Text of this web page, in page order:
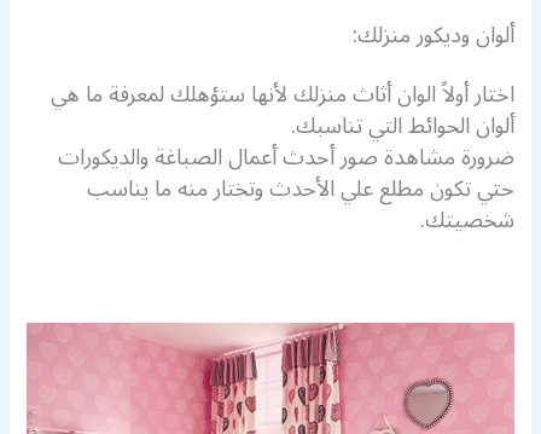
ألوان وديكور منزلك:
اختار أولاً الوان أثاث منزلك لأنها ستؤهلك لمعرفة ما هي
ألوان الحوائط التي تناسبك.
ضرورة مشاهدة صور أحدث أعمال الصباغة والديكورات
حتي تكون مطلع علي الأحدث وتختار منه ما يناسب
شخصيتك.